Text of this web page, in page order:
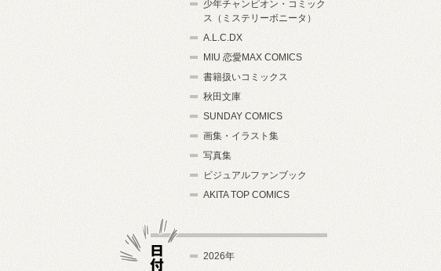
少年チャンピオン・コミック
ス（ミステリーボニータ）
A.L.C.DX
MIU 恋愛MAX COMICS
書籍扱いコミックス
秋田文庫
SUNDAY COMICS
画集・イラスト集
写真集
ビジュアルファンブック
AKITA TOP COMICS
2026年